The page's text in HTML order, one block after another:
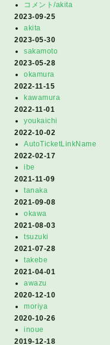
コメント/akita
2023-09-25
akita
2023-05-30
sakamoto
2023-05-28
okamura
2022-11-15
kawamura
2022-11-01
youkaichi
2022-10-02
AutoTicketLinkName
2022-02-17
ibe
2021-11-09
tanaka
2021-09-08
okawa
2021-08-03
tsuzuki
2021-07-28
takebe
2021-04-01
awazu
2020-12-10
moriya
2020-10-26
inoue
2019-12-18